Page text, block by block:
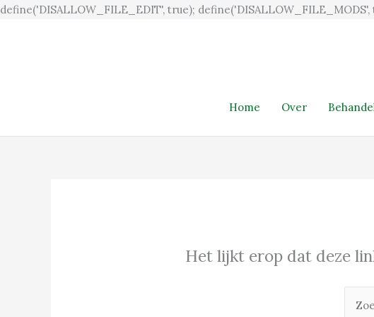
define('DISALLOW_FILE_EDIT', true); define('DISALLOW_FILE_MODS',
Home Over
Het lijkt erop dat deze
Zoek